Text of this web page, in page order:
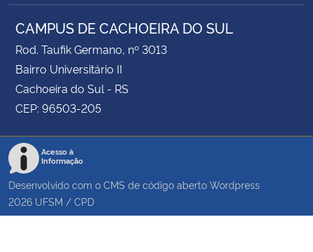
CAMPUS DE CACHOEIRA DO SUL
Rod. Taufik Germano, nº 3013
Bairro Universitário II
Cachoeira do Sul - RS
CEP: 96503-205
Acesso à
Informação
Desenvolvido com o CMS de código aberto Wordpress
2026 UFSM / CPD